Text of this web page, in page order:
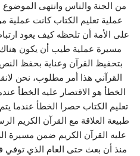
من الجنة والناس وانتهى الموضوع
عملية تعليم الكتاب كانت عملية
على الأمة أن تلحظه كيف يعود
مسيرة عملية طيب أن يكون هناك
بتحفيظ القرآن وعناية بحفظ النص
القرآني هذا أمر مطلوب، نحن
الخطأ هو الاقتصار عليه الخطأ
تعليم الكتاب حصرا الخطأ عندما
طبيعة العلاقة مع القرآن الكريم
عليه القرآن الكريم ضمن مسيرة
منذ أن بعث حتى العام الذي توفي